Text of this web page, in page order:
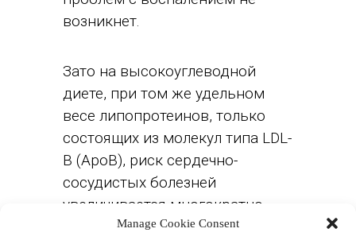
Manage Cookie Consent
возникнет.
Зато на высокоуглеводной
диете, при том же удельном
весе липопротеинов, только
состоящих из молекул типа LDL-
B (ApoB), риск сердечно-
сосудистых болезней
увеличивается многократно.